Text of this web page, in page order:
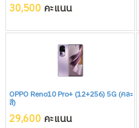
30,500 คะแนน
OPPO Reno10 Pro+ (12+256) 5G (คละ
สี)
29,600 คะแนน